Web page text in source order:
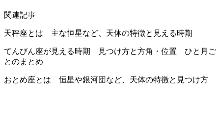
関連記事
天秤座とは 主な恒星など、天体の特徴と見える時期
てんびん座が見える時期 見つけ方と方角・位置 ひと月ご
とのまとめ
おとめ座とは 恒星や銀河団など、天体の特徴と見つけ方